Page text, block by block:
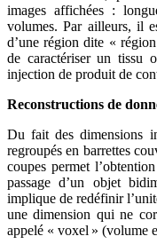
images affichées :
volumes. Par ailleurs, il
d’une région dite «
de caractériser un tissu
injection de produit de
Reconstructions de
Du fait des dimensions
regroupés en barrettes
coupes permet
passage d’un objet
implique de redéfinir
une dimension qui ne
appelé « voxel » (volume